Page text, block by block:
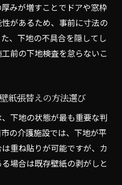
みが増すことでドアや窓枠
があるため、事前に寸法の
、下地の不具合を隠してし
前の下地検査を怠らないこ
紙張替えの方法選び
下地の状態が最も重要な判
の介護施設では、下地が平
重ね貼りが可能ですが、カ
場合は既存壁紙の剥がしと